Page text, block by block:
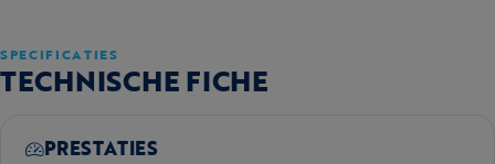
SPECIFICATIES
TECHNISCHE FICHE
PRESTATIES